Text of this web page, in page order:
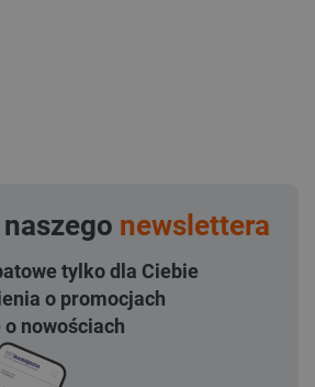
naszego newslettera
tylko dla Ciebie
o promocjach
nowościach